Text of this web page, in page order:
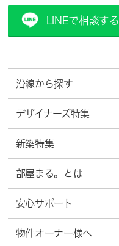
LINEで相談する
沿線から探す
デザイナーズ特集
新築特集
部屋まる。とは
安心サポート
物件オーナー様へ